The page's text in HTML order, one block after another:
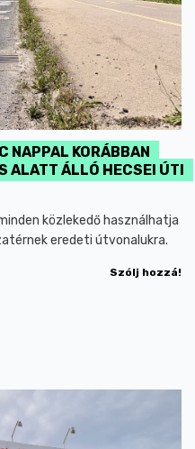
NAPPAL KORÁBBAN
ALATT ÁLLÓ HECSEI ÚTI
közlekedő használhatja
eredeti útvonalukra.
Szólj hozzá!